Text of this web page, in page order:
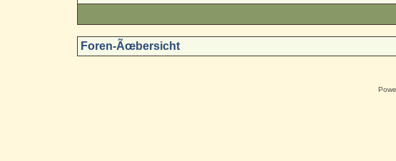
Foren-Ãœbersicht